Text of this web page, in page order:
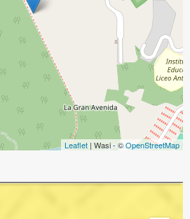
Leaflet | Wasi - ©OpenStreetMap